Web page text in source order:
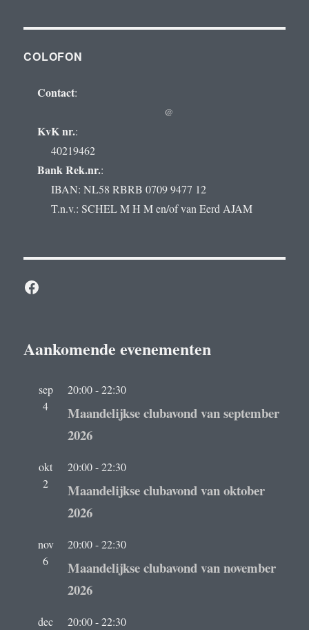
COLOFON
Contact:
@
KvK nr.:
40219462
Bank Rek.nr.:
IBAN: NL58 RBRB 0709 9477 12
T.n.v.: SCHEL M H M en/of van Eerd AJAM
Facebook
Aankomende evenementen
sep
4
20:00-22:30
Maandelijkse clubavond van september
2026
okt
2
20:00-22:30
Maandelijkse clubavond van oktober
2026
nov
6
20:00-22:30
Maandelijkse clubavond van november
2026
dec
20:00-22:30